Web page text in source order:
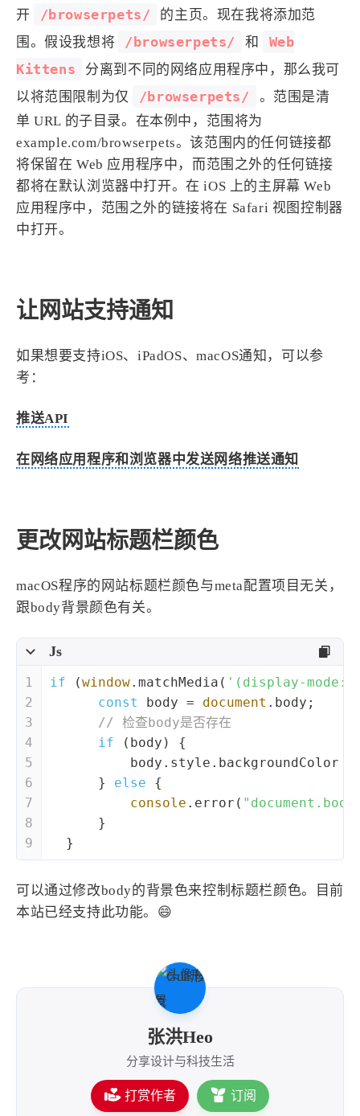
开 /browserpets/
的主页。现在我将添加范
围。假设我想将
/browserpets/ 和
Web
Kittens
分离到不同的网络应用程序中，那么我可
以将范围限制为仅
/browserpets/
。范围是清
单 URL 的子目录。在本例中，范围将为
example.com/browserpets。该范围内的任何链接都
将保留在 Web 应用程序中，而范围之外的任何链接
都将在默认浏览器中打开。在 iOS 上的主屏幕 Web
应用程序中，范围之外的链接将在 Safari 视图控制器
中打开。
让网站支持通知
如果想要支持iOS、iPadOS、macOS通知，可以参
考：
推送API
在网络应用程序和浏览器中发送网络推送通知
更改网站标题栏颜色
macOS程序的网站标题栏颜色与meta配置项目无关，
跟body背景颜色有关。
Js
1
2
3
4
5
6
7
8
9
if (window.matchMedia( '(display-mode:
const
body = document .body;
// 检查body是否存在
if (body) {
body.style.backgroundColor
      }
else {
console .error( "document.body
      }
  }
可以通过修改body的背景色来控制标题栏颜色。目前
本站已经支持此功能。😄
张洪Heo
分享设计与科技生活
打赏作者 订阅